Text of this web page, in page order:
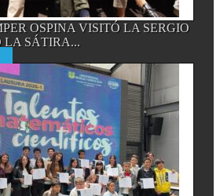
OSPINA VISITÓ LA SERGIO
LA SÁTIRA...